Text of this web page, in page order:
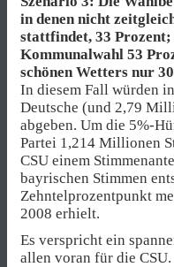
in denen nicht
stattfindet, 33
Kommunalwahl 53
schönen Wetters nur
In diesem Fall würden
Deutsche (und 2,79
abgeben. Um die 5%-
Partei 1,214 Millionen
CSU einem
bayrischen Stimmen
Zehntelprozentpunkt
2008 erhielt.
Es verspricht ein
allen voran für die CSU.